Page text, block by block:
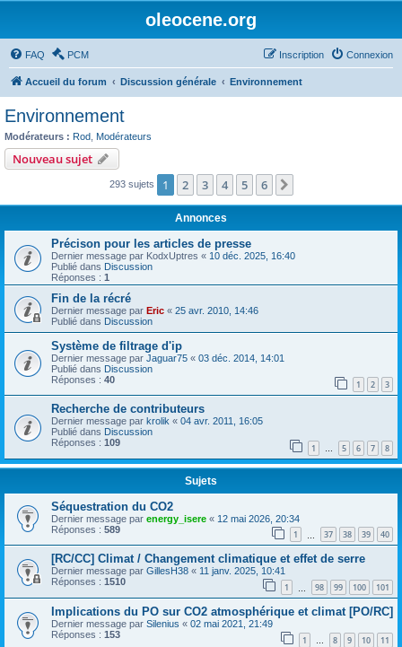
oleocene.org
FAQ PCM Connexion
Inscription
Accueil du forum Discussion générale Environnement
Environnement
Modérateurs : Rod Modérateurs
Nouveau sujet
293 sujets 1 2 3 4 5 6
Annonces
Précison pour les articles de presse
Dernier message par KodxUptres « 10 déc. 2025, 16:40
Publié dans Discussion
Réponses : 1
Fin de la récré
Dernier message par Eric « 25 avr. 2010, 14:46
Publié dans Discussion
Système de filtrage d'ip
Dernier message par Jaguar75 « 03 déc. 2014, 14:01
Publié dans Discussion
Réponses : 40 1 2 3
Recherche de contributeurs
Dernier message par krolik « 04 avr. 2011, 16:05
Publié dans Discussion
Réponses : 109 1 … 5 6 7 8
Sujets
Séquestration du CO2
Dernier message par energy_isere « 12 mai 2026, 20:34
Réponses : 589 1 37 38 39 40
[RC/CC] Climat / Changement climatique et effet de serre
Dernier message par GillesH38 « 11 janv. 2025, 10:41
Réponses : 1510 1 98 99 100 101
Implications du PO sur CO2 atmosphérique et climat [PO/RC]
Dernier message par Silenius « 02 mai 2021, 21:49
Réponses : 153 1 … 8 9 10 11